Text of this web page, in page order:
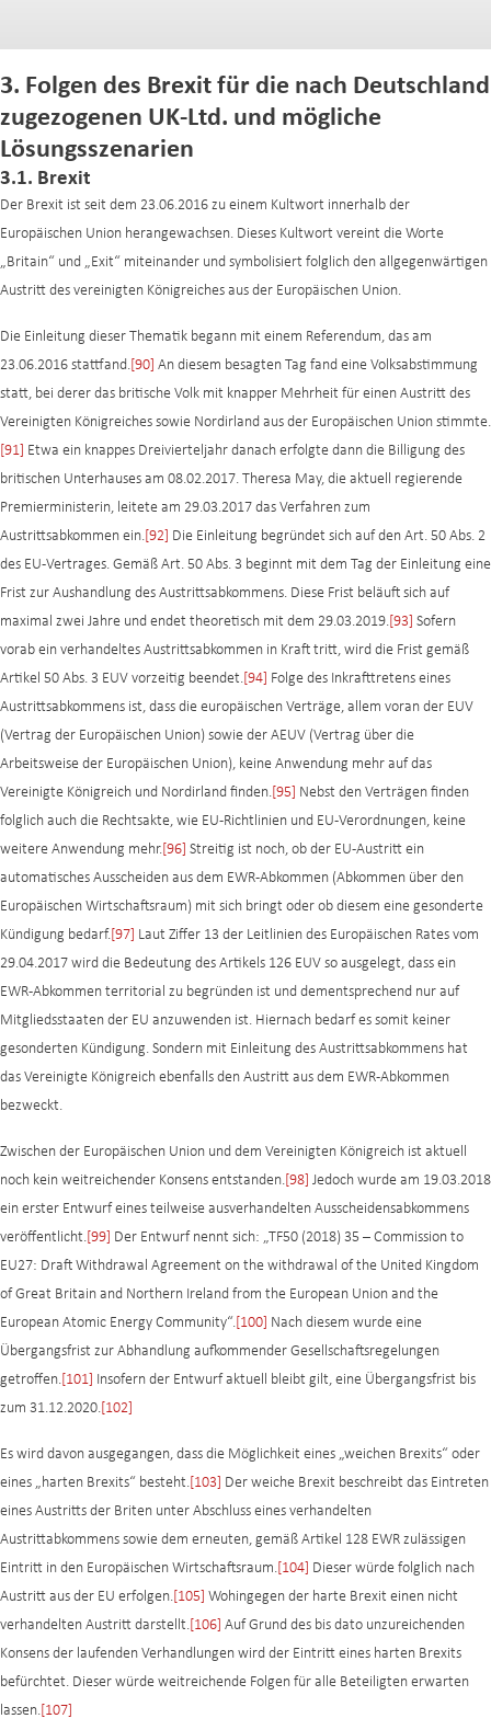
3. Folgen des Brexit für die nach Deutschland
zugezogenen UK-Ltd. und mögliche
Lösungsszenarien
3.1. Brexit
Der Brexit ist seit dem 23.06.2016 zu einem Kultwort innerhalb der
Europäischen Union herangewachsen. Dieses Kultwort vereint die Worte
„Britain“ und „Exit“ miteinander und symbolisiert folglich den allgegenwärtigen
Austritt des vereinigten Königreiches aus der Europäischen Union.
Die Einleitung dieser Thematik begann mit einem Referendum, das am
23.06.2016 stattfand. [90] An diesem besagten Tag fand eine Volksabstimmung
statt, bei derer das britische Volk mit knapper Mehrheit für einen Austritt des
Vereinigten Königreiches sowie Nordirland aus der Europäischen Union stimmte.
[91] Etwa ein knappes Dreivierteljahr danach erfolgte dann die Billigung des
britischen Unterhauses am 08.02.2017. Theresa May, die aktuell regierende
Premierministerin, leitete am 29.03.2017 das Verfahren zum
Austrittsabkommen ein. [92] Die Einleitung begründet sich auf den Art. 50 Abs. 2
des EU-Vertrages. Gemäß Art. 50 Abs. 3 beginnt mit dem Tag der Einleitung eine
Frist zur Aushandlung des Austrittsabkommens. Diese Frist beläuft sich auf
maximal zwei Jahre und endet theoretisch mit dem 29.03.2019. [93] Sofern
vorab ein verhandeltes Austrittsabkommen in Kraft tritt, wird die Frist gemäß
Artikel 50 Abs. 3 EUV vorzeitig beendet. [94] Folge des Inkrafttretens eines
Austrittsabkommens ist, dass die europäischen Verträge, allem voran der EUV
(Vertrag der Europäischen Union) sowie der AEUV (Vertrag über die
Arbeitsweise der Europäischen Union), keine Anwendung mehr auf das
Vereinigte Königreich und Nordirland finden. [95] Nebst den Verträgen finden
folglich auch die Rechtsakte, wie EU-Richtlinien und EU-Verordnungen, keine
weitere Anwendung mehr. [96] Streitig ist noch, ob der EU-Austritt ein
automatisches Ausscheiden aus dem EWR-Abkommen (Abkommen über den
Europäischen Wirtschaftsraum) mit sich bringt oder ob diesem eine gesonderte
Kündigung bedarf. [97] Laut Ziffer 13 der Leitlinien des Europäischen Rates vom
29.04.2017 wird die Bedeutung des Artikels 126 EUV so ausgelegt, dass ein
EWR-Abkommen territorial zu begründen ist und dementsprechend nur auf
Mitgliedsstaaten der EU anzuwenden ist. Hiernach bedarf es somit keiner
gesonderten Kündigung. Sondern mit Einleitung des Austrittsabkommens hat
das Vereinigte Königreich ebenfalls den Austritt aus dem EWR-Abkommen
bezweckt.
Zwischen der Europäischen Union und dem Vereinigten Königreich ist aktuell
noch kein weitreichender Konsens entstanden. [98] Jedoch wurde am 19.03.2018
ein erster Entwurf eines teilweise ausverhandelten Ausscheidensabkommens
veröffentlicht. [99] Der Entwurf nennt sich: „TF50 (2018) 35 – Commission to
EU27: Draft Withdrawal Agreement on the withdrawal of the United Kingdom
of Great Britain and Northern Ireland from the European Union and the
European Atomic Energy Community“. [100] Nach diesem wurde eine
Übergangsfrist zur Abhandlung aufkommender Gesellschaftsregelungen
getroffen. [101] Insofern der Entwurf aktuell bleibt gilt, eine Übergangsfrist bis
zum 31.12.2020. [102]
Es wird davon ausgegangen, dass die Möglichkeit eines „weichen Brexits“ oder
eines „harten Brexits“ besteht. [103] Der weiche Brexit beschreibt das Eintreten
eines Austritts der Briten unter Abschluss eines verhandelten
Austrittabkommens sowie dem erneuten, gemäß Artikel 128 EWR zulässigen
Eintritt in den Europäischen Wirtschaftsraum. [104] Dieser würde folglich nach
Austritt aus der EU erfolgen. [105] Wohingegen der harte Brexit einen nicht
verhandelten Austritt darstellt. [106] Auf Grund des bis dato unzureichenden
Konsens der laufenden Verhandlungen wird der Eintritt eines harten Brexits
befürchtet. Dieser würde weitreichende Folgen für alle Beteiligten erwarten
lassen. [107]